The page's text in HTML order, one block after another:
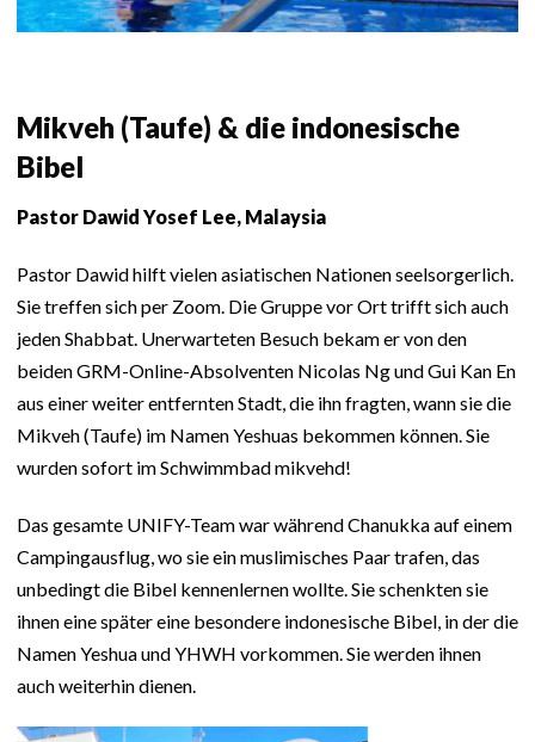
Mikveh (Taufe) & die indonesische
Bibel
Pastor Dawid Yosef Lee, Malaysia
Pastor Dawid hilft vielen asiatischen Nationen seelsorgerlich.
Sie treffen sich per Zoom. Die Gruppe vor Ort trifft sich auch
jeden Shabbat. Unerwarteten Besuch bekam er von den
beiden GRM-Online-Absolventen Nicolas Ng und Gui Kan En
aus einer weiter entfernten Stadt, die ihn fragten, wann sie die
Mikveh (Taufe) im Namen Yeshuas bekommen können. Sie
wurden sofort im Schwimmbad mikvehd!
Das gesamte UNIFY-Team war während Chanukka auf einem
Campingausflug, wo sie ein muslimisches Paar trafen, das
unbedingt die Bibel kennenlernen wollte. Sie schenkten sie
ihnen eine später eine besondere indonesische Bibel, in der die
Namen Yeshua und YHWH vorkommen. Sie werden ihnen
auch weiterhin dienen.